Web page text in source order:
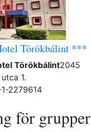
Törökbálint ***
Törökbálint2045
1.
2279614
för grupper